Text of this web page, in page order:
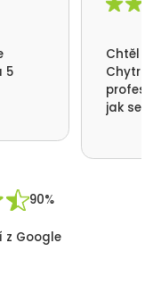
Chtěl
Chytrá
jak se
90%
z Google